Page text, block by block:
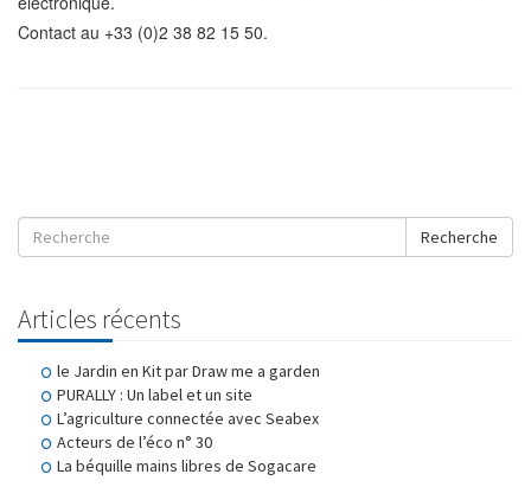
Contact au +33 (0)2 38 82 15 50.
Recherche
Articles récents
le Jardin en Kit par Draw me a garden
PURALLY : Un label et un site
L’agriculture connectée avec Seabex
Acteurs de l’éco n° 30
La béquille mains libres de Sogacare